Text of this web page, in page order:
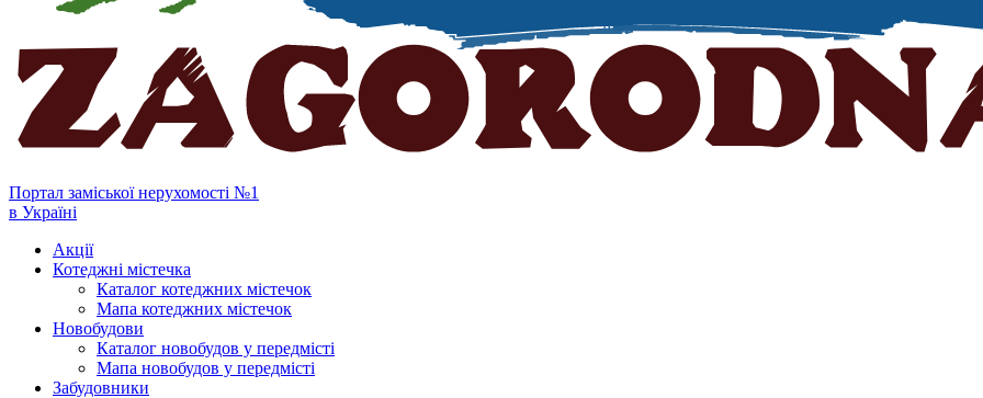
Портал заміської нерухомості №1
в Україні
Акції
Котеджні містечка
Каталог котеджних містечок
Мапа котеджних містечок
Новобудови
Каталог новобудов у передмісті
Мапа новобудов у передмісті
Забудовники